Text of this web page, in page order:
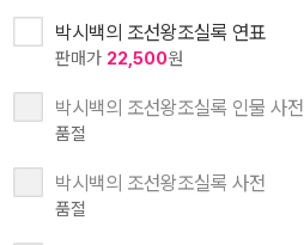
박시백의 조선왕조실록 연표
판매가 22,500원
박시백의 조선왕조실록 인물 사전
품절
박시백의 조선왕조실록 사전
품절